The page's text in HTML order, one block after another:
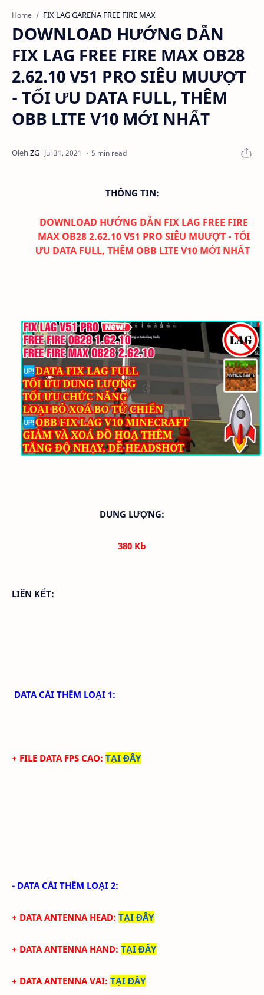
Home FIX LAG GARENA FREE FIRE MAX
DOWNLOAD HƯỚNG DẪN
FIX LAG FREE FIRE MAX OB28
2.62.10 V51 PRO SIÊU MUƯỢT
- TỐI ƯU DATA FULL, THÊM
OBB LITE V10 MỚI NHẤT
5 min read
THÔNG TIN:
DOWNLOAD HƯỚNG DẪN FIX LAG FREE FIRE
MAX OB28 2.62.10 V51 PRO SIÊU MUƯỢT - TỐI
ƯU DATA FULL, THÊM OBB LITE V10 MỚI NHẤT
DUNG LƯỢNG:
380 Kb
LIÊN KẾT:
DATA CÀI THÊM LOẠI 1:
+ FILE DATA FPS CAO: TẠI ĐÂY
- DATA CÀI THÊM LOẠI 2:
+ DATA ANTENNA HEAD: TẠI ĐÂY
+ DATA ANTENNA HAND: TẠI ĐÂY
+ DATA ANTENNA VAI: TẠI ĐÂY